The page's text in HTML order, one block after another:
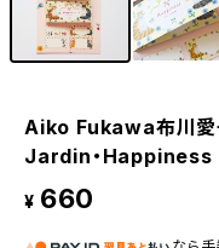
Aiko Fukawa布川
Jardin・Happiness
¥ 660